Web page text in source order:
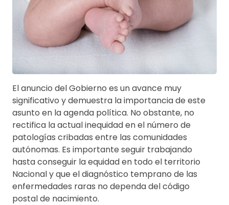
El anuncio del Gobierno es un avance muy
significativo y demuestra la importancia de este
asunto en la agenda política. No obstante, no
rectifica la actual inequidad en el número de
patologías cribadas entre las comunidades
autónomas. Es importante seguir trabajando
hasta conseguir la equidad en todo el territorio
Nacional y que el diagnóstico temprano de las
enfermedades raras no dependa del código
postal de nacimiento.